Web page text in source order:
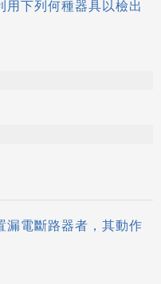
下列何種器具以檢出
漏電斷路器者，其動作